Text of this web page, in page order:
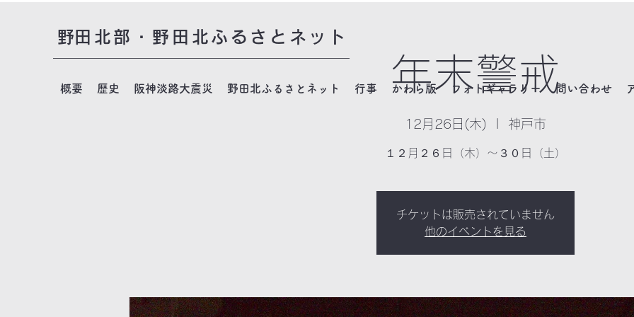
​野田北部・野田北ふるさとネット
概要 歴史 阪神淡路大震災 野田北ふるさとネット 行事 かわら版 フォトギャラリー 問い合わせ
年末警戒
12月26日(木) 神戸市
１２月２６日（木）～３０日（土）
チケットは販売されていません
他のイベントを見る